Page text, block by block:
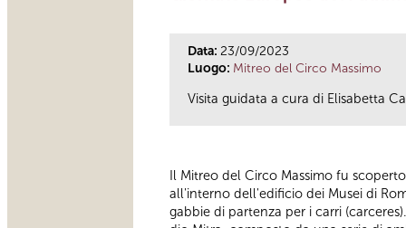
Data: 23/09/2023
Luogo: Mitreo del Circo Massimo
Visita guidata a cura di Elisabetta
Il Mitreo del Circo Massimo fu
all'interno dell'edificio dei Musei di
gabbie di partenza per i carri